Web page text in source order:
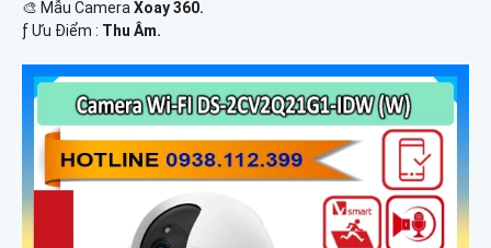
🎨 Mẫu CameraXoay 360.
️ƒ Ưu Điểm : Thu Âm.